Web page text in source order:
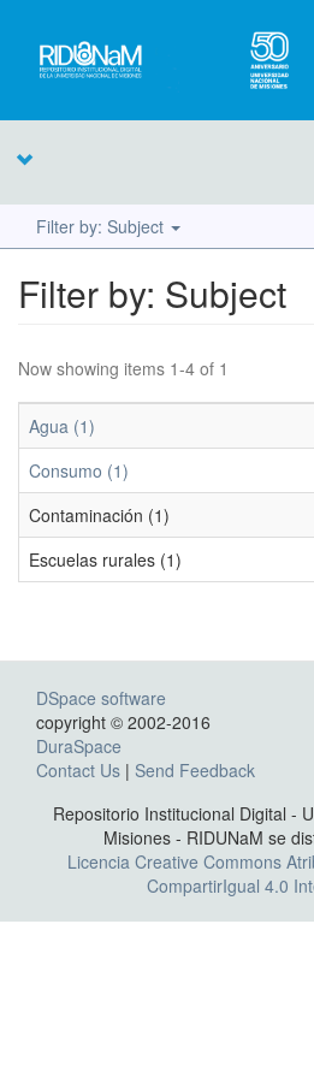
Filter by: Subject
Filter by: Subject
Now showing items 1-4 of 1
Agua (1)
Consumo (1)
Contaminación (1)
Escuelas rurales (1)
DSpace software
copyright © 2002-2016
DuraSpace
Contact Us | Send Feedback
Repositorio Institucional Digital -
Misiones - RIDUNaM se
Licencia Creative Commons
CompartirIgual 4.0